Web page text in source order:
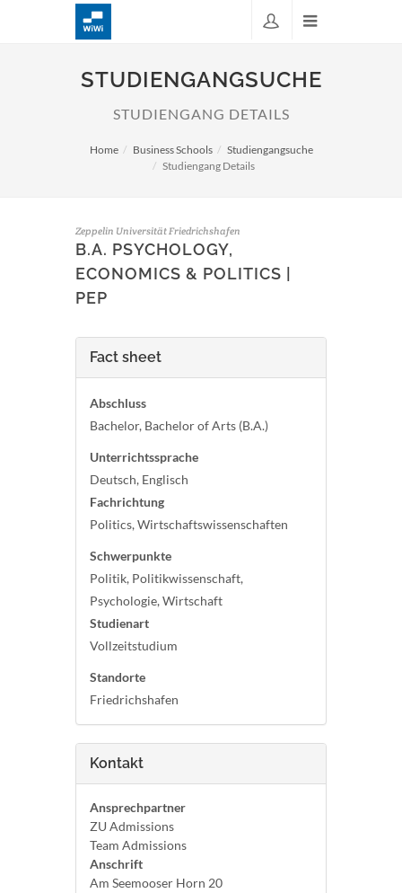
STUDIENGANGSUCHE
STUDIENGANG DETAILS
Home Business Schools
Studiengangsuche
Studiengang Details
Zeppelin Universität Friedrichshafen
B.A. PSYCHOLOGY,
ECONOMICS & POLITICS |
PEP
Fact sheet
Abschluss
Bachelor, Bachelor of Arts (B.A.)
Unterrichtssprache
Deutsch, Englisch
Fachrichtung
Politics, Wirtschaftswissenschaften
Schwerpunkte
Politik, Politikwissenschaft,
Psychologie, Wirtschaft
Studienart
Vollzeitstudium
Standorte
Friedrichshafen
Kontakt
Ansprechpartner
ZU Admissions
Team Admissions
Anschrift
Am Seemooser Horn 20